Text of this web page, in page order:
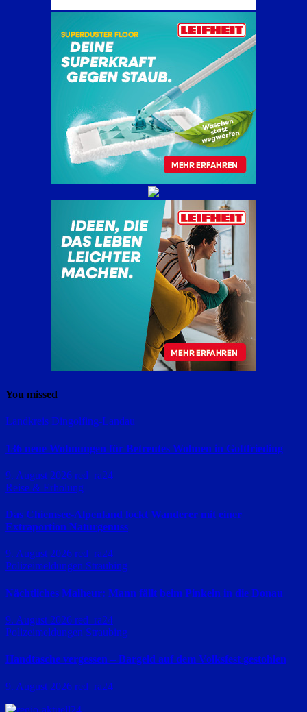
You missed
Landkreis Dingolfing-Landau
136 neue Wohnungen für Betreutes Wohnen in Gottfrieding
9. August 2026 red_ra24
Reise & Erholung
Das Chiemsee-Alpenland lockt Wanderer mit einer
Extraportion Naturgenuss
9. August 2026 red_ra24
Polizeimeldungen Straubing
Nächtliches Malheur: Mann fällt beim Pinkeln in die Donau
9. August 2026 red_ra24
Polizeimeldungen Straubing
Handtasche vergessen – Bargeld auf dem Volksfest gestohlen
9. August 2026 red_ra24